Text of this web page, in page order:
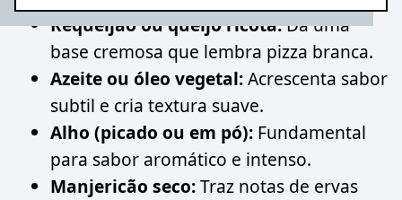
Requeijão ou queijo ricota:Dá uma
base cremosa que lembra pizza branca.
Azeite ou óleo vegetal:Acrescenta sabor
subtil e cria textura suave.
Alho (picado ou em pó): Fundamental
para sabor aromático e intenso.
Manjericão seco:Traz notas de ervas